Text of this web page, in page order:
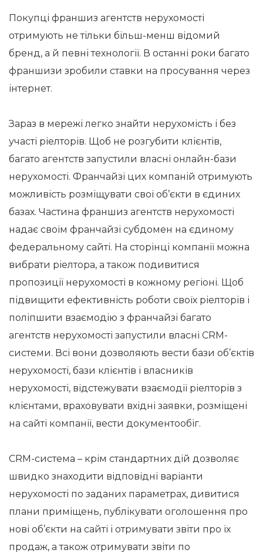
Покупці франшиз агентств нерухомості
отримують не тільки більш-менш відомий
бренд, а й певні технології. В останні роки багато
франшизи зробили ставки на просування через
інтернет.
Зараз в мережі легко знайти нерухомість і без
участі ріелторів. Щоб не розгубити клієнтів,
багато агентств запустили власні онлайн-бази
нерухомості. Франчайзі цих компаній отримують
можливість розміщувати свої об’єкти в єдиних
базах. Частина франшиз агентств нерухомості
надає своїм франчайзі субдомен на єдиному
федеральному сайті. На сторінці компанії можна
вибрати ріелтора, а також подивитися
пропозиції нерухомості в кожному регіоні. Щоб
підвищити ефективність роботи своїх ріелторів і
поліпшити взаємодію з франчайзі багато
агентств нерухомості запустили власні CRM-
системи. Всі вони дозволяють вести бази об’єктів
нерухомості, бази клієнтів і власників
нерухомості, відстежувати взаємодії ріелторів з
клієнтами, враховувати вхідні заявки, розміщені
на сайті компанії, вести документообіг.
СRM-система – крім стандартних дій дозволяє
швидко знаходити відповідні варіанти
нерухомості по заданих параметрах, дивитися
плани приміщень, публікувати оголошення про
нові об’єкти на сайті і отримувати звіти про їх
продаж, а також отримувати звіти по